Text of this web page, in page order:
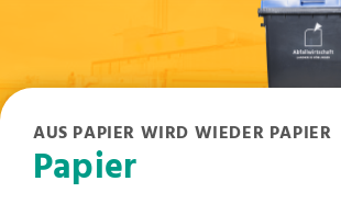
AUS PAPIER WIRD WIEDER PAPIER
Papier